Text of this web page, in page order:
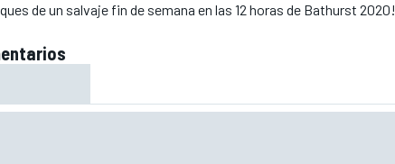
de un salvaje fin de semana en las 12 horas de Bathurst 2020!